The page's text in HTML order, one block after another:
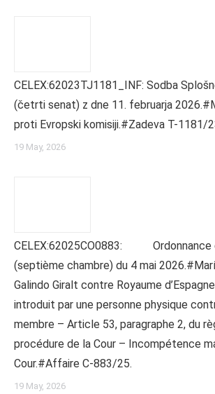
CELEX:62023TJ1181_INF: Sodba
(četrti senat) z dne 11. februarja
proti Evropski komisiji.#Zadeva T-1181/
19 May, 2026
CELEX:62025CO0883: Ordonnance
(septième chambre) du 4 mai
Galindo Giralt contre Royaume
introduit par une personne physique
membre – Article 53, paragraphe 2, du
procédure de la Cour – Incompétence
Cour.#Affaire C-883/25.
19 May, 2026